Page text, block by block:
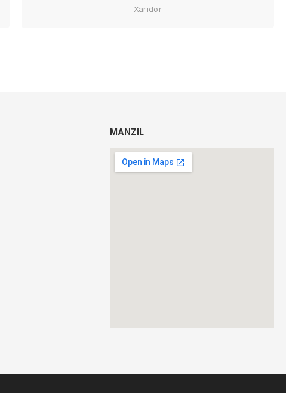
Xaridor
MANZIL